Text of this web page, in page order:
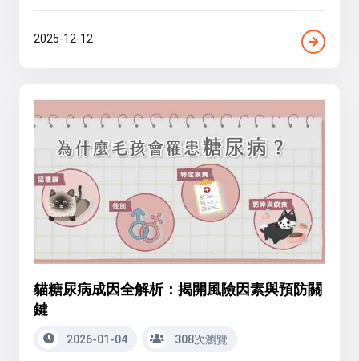
2025-12-12
貓糖尿病成因全解析：揭開風險因素與預防關
鍵
2026-01-04 308次瀏覽